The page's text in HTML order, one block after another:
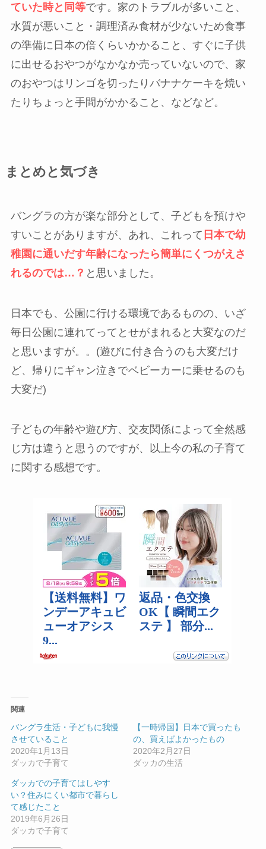
ていた時と同等です。家のトラブルが多いこと、
水質が悪いこと・調理済み食材が少ないため食事
の準備に日本の倍くらいかかること、すぐに子供
に出せるおやつがなかなか売っていないので、家
のおやつはリンゴを切ったりバナナケーキを焼い
たりちょっと手間がかかること、などなど。
まとめと気づき
バングラの方が楽な部分として、子どもを預けや
すいことがありますが、あれ、これって 日本で幼
稚園に通いだす年齢になったら簡単にくつがえさ
れるのでは…？ と思いました。
日本でも、公園に行ける環境であるものの、いざ
毎日公園に連れてってとせがまれると大変なのだ
と思いますが。。(遊びに付き合うのも大変だけ
ど、帰りにギャン泣きでベビーカーに乗せるのも
大変だ)
子どもの年齢や遊び方、交友関係によって全然感
じ方は違うと思うのですが、以上今の私の子育て
に関する感想です。
関連
バングラ生活・子どもに我慢
させていること
2020年1月13日
ダッカで子育て
【一時帰国】日本で買ったも
の、買えばよかったもの
2020年2月27日
ダッカの生活
ダッカでの子育てはしやす
い？住みにくい都市で暮らし
て感じたこと
2019年6月26日
ダッカで子育て